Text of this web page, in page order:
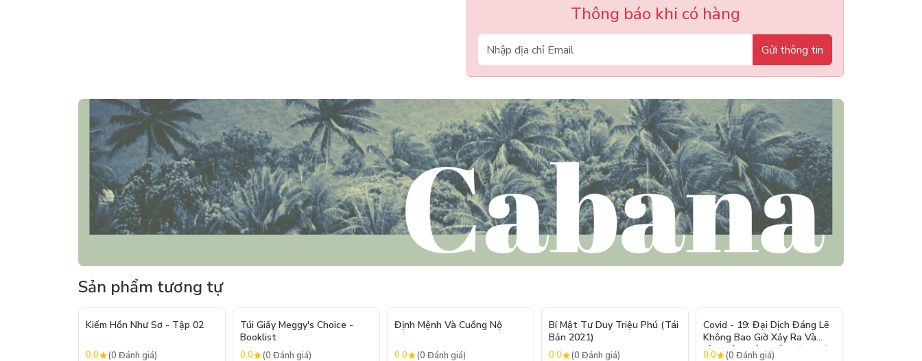
Thông báo khi có hàng
Gửi thông tin
Sản phẩm tương tự
- 20%
Kiếm Hồn Như Sơ - Tập 02
0.0 (0 Đánh giá)
Túi Giấy Meggy's Choice -
Booklist
0.0 (0 Đánh giá)
- 15%
Định Mệnh Và Cuồng Nộ
0.0 (0 Đánh giá)
- 15%
Bí Mật Tư Duy Triệu Phú (Tái
Bản 2021)
0.0 (0 Đánh giá)
- 15%
Covid - 19: Đại Dịch Đáng Lẽ
Không Bao Giờ Xảy Ra Và
Làm Cách Nào Để Ngăn Chặn
0.0 (0 Đánh giá)